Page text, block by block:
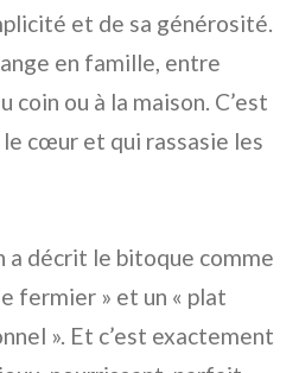
et de sa générosité.
en famille, entre
coin ou à la maison. C’est
cœur et qui rassasie les
a décrit le bitoque comme
fermier » et un « plat
». Et c’est exactement